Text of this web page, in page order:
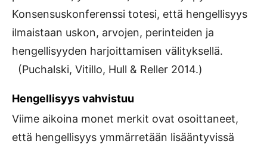
Konsensuskonferenssi totesi, että hengellisyys
ilmaistaan uskon, arvojen, perinteiden ja
hengellisyyden harjoittamisen välityksellä.
(Puchalski, Vitillo, Hull & Reller 2014.)
Hengellisyys vahvistuu
Viime aikoina monet merkit ovat osoittaneet,
että hengellisyys ymmärretään lisääntyvissä